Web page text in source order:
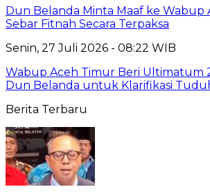
Dun Belanda Minta Maaf ke Wabup
Sebar Fitnah Secara Terpaksa
Senin, 27 Juli 2026 - 08:22 WIB
Wabup Aceh Timur Beri Ultimatum
Dun Belanda untuk Klarifikasi
Berita Terbaru